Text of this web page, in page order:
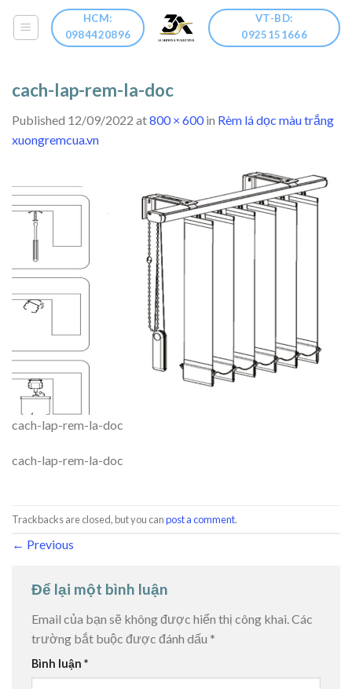
HCM:
0984420896
VT-BD:
0925151666
cach-lap-rem-la-doc
Published 12/09/2022 at800 × 600in Rèm lá dọc màu trắng
xuongremcua.vn
cach-lap-rem-la-doc
cach-lap-rem-la-doc
Trackbacks are closed, but you canpost a comment.
← Previous
Để lại một bình luận
Email của bạn sẽ không được hiển thị công khai.Các
trường bắt buộc được đánh dấu *
Bình luận *